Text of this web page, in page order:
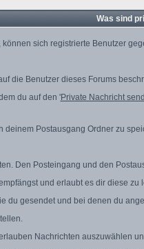
Was sind
können sich registrierte Benutzer
die Benutzer dieses Forums
du auf den 'Private Nachricht
deinem Postausgang Ordner zu
Den Posteingang und den
und erlaubt es dir diese
du gesendet und bei denen du
Nachrichten auszuwählen